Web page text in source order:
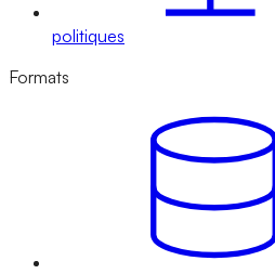
politiques
Formats